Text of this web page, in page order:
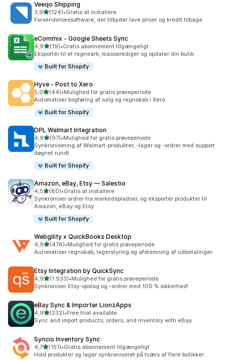
Veeqo Shipping
3,9ud af 5 stjerner
(124)
124 anmeldelser i alt
•Gratis at installere
Forsendelsessoftware, der tilbyder lave priser og kredit tilbage
eCommix ‑ Google Sheets Sync
4,9ud af 5 stjerner
(19)
19 anmeldelser i alt
•Gratis abonnement tilgængeligt
Eksportér til et regneark, masserediger og opdater din butik
Built for Shopify
Hyve ‑ Post to Xero
5,0ud af 5 stjerner
(44)
44 anmeldelser i alt
•Mulighed for gratis prøveperiode
Automatiser bogføring af salg og regnskab i Xero
Built for Shopify
DPL Walmart Integration
4,9ud af 5 stjerner
(97)
97 anmeldelser i alt
•Mulighed for gratis prøveperiode
Synkronisering af Walmart-produkter, -lager og -ordrer med support
døgnet rundt
Built for Shopify
Amazon, eBay, Etsy — Salestio
4,5ud af 5 stjerner
(80)
80 anmeldelser i alt
•Gratis at installere
Synkroniser ordrer fra markedspladser, og eksportér produkter til
Amazon, eBay og Etsy
Built for Shopify
Webgility x QuickBooks Desktop
4,9ud af 5 stjerner
(476)
476 anmeldelser i alt
•Mulighed for gratis prøveperiode
Automatiser regnskab, lagerstyring og afstemning af udbetalinger
Etsy Integration by QuickSync
4,9ud af 5 stjerner
(1.933)
1933 anmeldelser i alt
•Mulighed for gratis prøveperiode
Synkroniser Etsy-opslag og -ordrer med 100 % sikkerhed!
eBay Sync & Importer LionzApps
4,9ud af 5 stjerner
(232)
232 anmeldelser i alt
•Free trial available
Sync and import products, orders, and inventory with eBay
Syncio Inventory Sync
4,7ud af 5 stjerner
(151)
151 anmeldelser i alt
•Gratis abonnement tilgængeligt
Hold produkter og lager synkroniseret på tværs af flere butikker